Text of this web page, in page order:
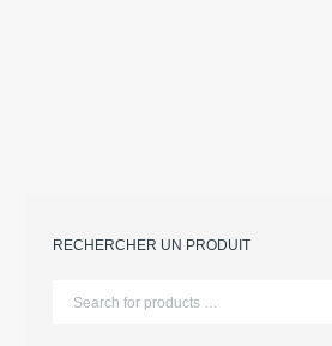
RECHERCHER UN PRODUIT